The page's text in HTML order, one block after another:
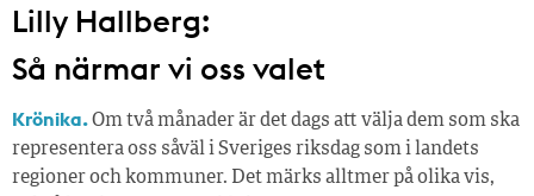
Lilly Hallberg:
Så närmar vi oss valet
Krönika.Om två månader är det dags att välja dem som ska
representera oss såväl i Sveriges riksdag som i landets
regioner och kommuner. Det märks alltmer på olika vis,